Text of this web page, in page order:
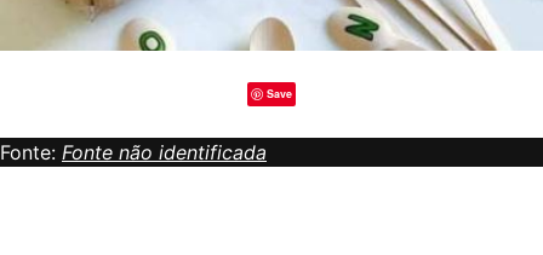
Save
Fonte: Fonte não identificada